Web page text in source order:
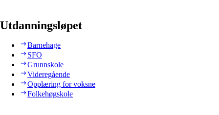
Utdanningsløpet
Barnehage
SFO
Grunnskole
Videregående
Opplæring for voksne
Folkehøgskole